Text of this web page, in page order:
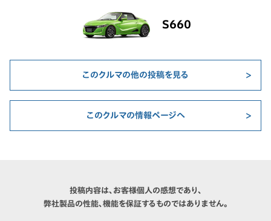
S660
このクルマの他の投稿を見る
このクルマの情報ページへ
投稿内容は、お客様個人の感想であり、
弊社製品の性能、機能を保証するものではありません。